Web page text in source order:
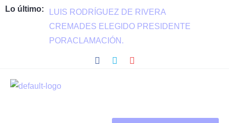
Lo último:
LUIS RODRÍGUEZ DE RIVERA
CREMADES ELEGIDO PRESIDENTE
PORACLAMACIÓN.